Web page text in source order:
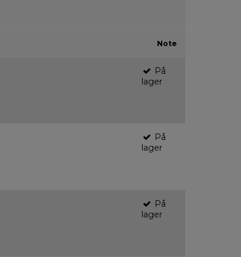
Note
På
lager
På
lager
På
lager